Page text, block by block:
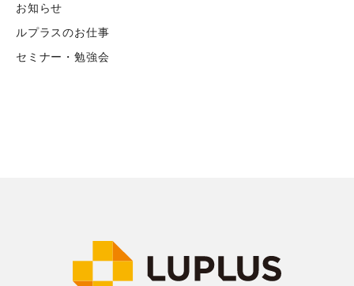
お知らせ
ルプラスのお仕事
セミナー・勉強会